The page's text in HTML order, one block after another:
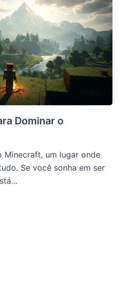
Dominar o
Minecraft, um lugar onde
Se você sonha em ser